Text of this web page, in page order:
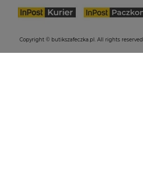
Copyright © butikszafeczka.pl. All rights reserved.